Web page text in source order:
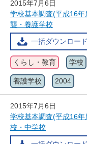
2015年7月6日
学校基本調査(平成16
聾・養護学校
一括ダウンロー
くらし・教育 学校
養護学校 2004
2015年7月6日
学校基本調査(平成16
校・中学校